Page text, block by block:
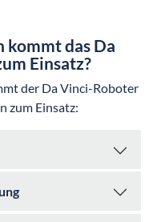
kommt das Da
Einsatz?
der Da Vinci-Roboter
zum Einsatz: